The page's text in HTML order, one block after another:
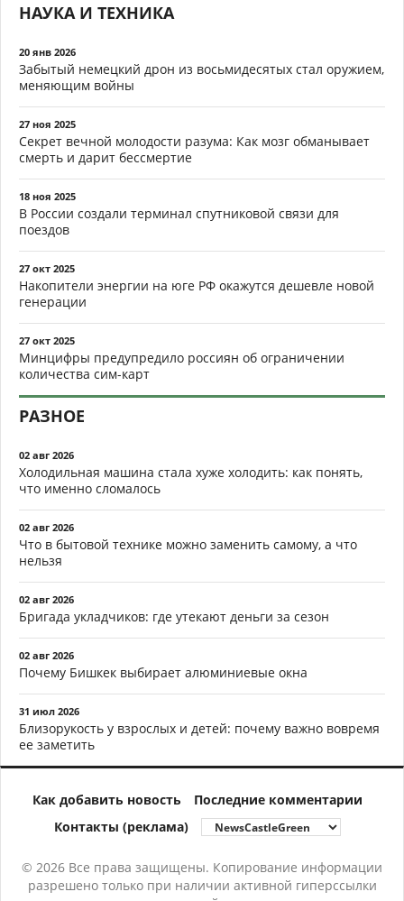
НАУКА И ТЕХНИКА
20 янв 2026
Забытый немецкий дрон из восьмидесятых стал оружием,
меняющим войны
27 ноя 2025
Секрет вечной молодости разума: Как мозг обманывает
смерть и дарит бессмертие
18 ноя 2025
В России создали терминал спутниковой связи для
поездов
27 окт 2025
Накопители энергии на юге РФ окажутся дешевле новой
генерации
27 окт 2025
Минцифры предупредило россиян об ограничении
количества сим-карт
РАЗНОЕ
02 авг 2026
Холодильная машина стала хуже холодить: как понять,
что именно сломалось
02 авг 2026
Что в бытовой технике можно заменить самому, а что
нельзя
02 авг 2026
Бригада укладчиков: где утекают деньги за сезон
02 авг 2026
Почему Бишкек выбирает алюминиевые окна
31 июл 2026
Близорукость у взрослых и детей: почему важно вовремя
ее заметить
Как добавить новость
Последние комментарии
Контакты (реклама)
© 2026 Все права защищены. Копирование информации
разрешено только при наличии активной гиперссылки